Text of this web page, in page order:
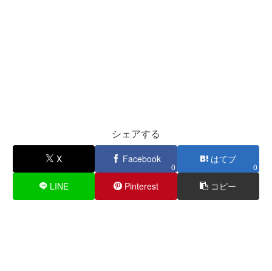
シェアする
X Facebook
0
はてブ
0
LINE Pinterest コピー